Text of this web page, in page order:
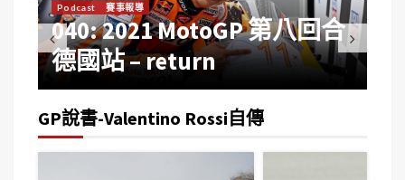
Podcast 賽事報導
040: 2021 MotoGP 第八回合
德國站 – return
GP說書-Valentino Rossi自傳